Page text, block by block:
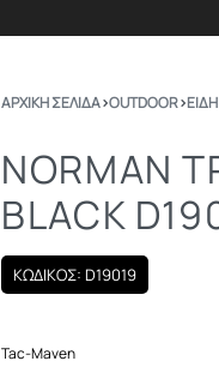
ΕΞΟΠΛΙΣΜΟΣ
ΑΡΧΙΚΉ ΣΕΛΊΔΑ›OUTDOOR›
NORMAN
BLACK
ΚΩΔΙΚΟΣ: D19019
Tac-Maven